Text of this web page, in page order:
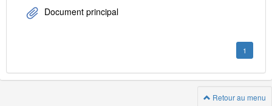
Document principal
1
Retour au menu